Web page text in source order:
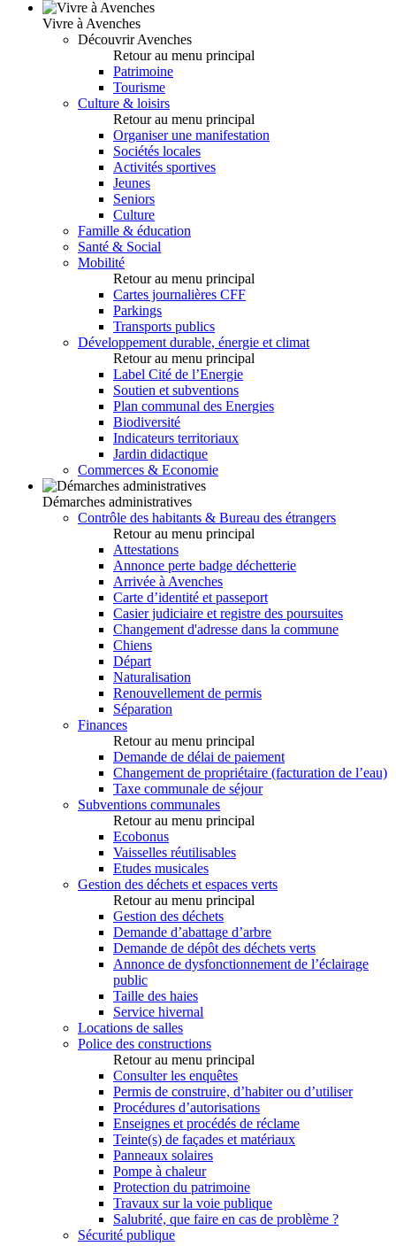
Vivre à Avenches
Découvrir Avenches
Retour au menu principal
Patrimoine
Tourisme
Culture & loisirs
Retour au menu principal
Organiser une manifestation
Sociétés locales
Activités sportives
Jeunes
Seniors
Culture
Famille & éducation
Santé & Social
Mobilité
Retour au menu principal
Cartes journalières CFF
Parkings
Transports publics
Développement durable, énergie et climat
Retour au menu principal
Label Cité de l’Energie
Soutien et subventions
Plan communal des Energies
Biodiversité
Indicateurs territoriaux
Jardin didactique
Commerces & Economie
Démarches administratives
Contrôle des habitants & Bureau des étrangers
Retour au menu principal
Attestations
Annonce perte badge déchetterie
Arrivée à Avenches
Carte d’identité et passeport
Casier judiciaire et registre des poursuites
Changement d'adresse dans la commune
Chiens
Départ
Naturalisation
Renouvellement de permis
Séparation
Finances
Retour au menu principal
Demande de délai de paiement
Changement de propriétaire (facturation de l’eau)
Taxe communale de séjour
Subventions communales
Retour au menu principal
Ecobonus
Vaisselles réutilisables
Etudes musicales
Gestion des déchets et espaces verts
Retour au menu principal
Gestion des déchets
Demande d’abattage d’arbre
Demande de dépôt des déchets verts
Annonce de dysfonctionnement de l’éclairage
public
Taille des haies
Service hivernal
Locations de salles
Police des constructions
Retour au menu principal
Consulter les enquêtes
Permis de construire, d’habiter ou d’utiliser
Procédures d’autorisations
Enseignes et procédés de réclame
Teinte(s) de façades et matériaux
Panneaux solaires
Pompe à chaleur
Protection du patrimoine
Travaux sur la voie publique
Salubrité, que faire en cas de problème ?
Sécurité publique